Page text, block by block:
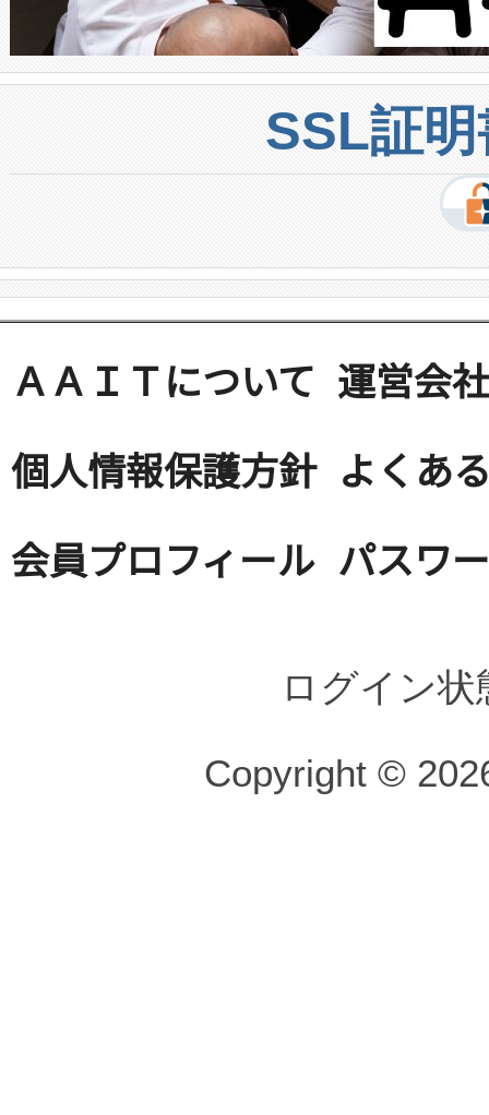
SSL証
ＡＡＩＴについて 運営会社
個人情報保護方針 よくあ
会員プロフィール パスワ
ログイン
Copyright ©